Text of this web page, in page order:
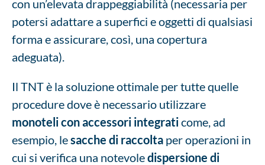
con un’elevata drappeggiabilità (necessaria per
potersi adattare a superfici e oggetti di qualsiasi
forma e assicurare, così, una copertura
adeguata).
Il TNT è la soluzione ottimale per tutte quelle
procedure dove è necessario utilizzare
monoteli con accessori integraticome, ad
esempio, lesacche di raccolta per operazioni in
cui si verifica una notevoledispersione di